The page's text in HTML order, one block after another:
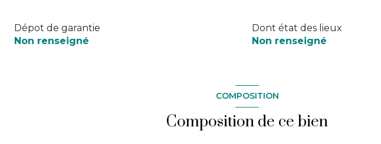
Dont état des lieux
Non renseigné
Dépot de garantie
Non renseigné
COMPOSITION
Composition de ce bien